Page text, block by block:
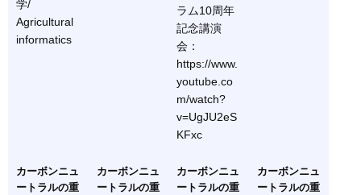
学/
Agricultural
informatics
カーボンニュ
ートラルの重
カーボンニュ
ートラルの重
ラム10周年
記念講演
会：
https://www.
youtube.co
m/watch?
v=UgJU2eS
KFxc
カーボンニュ
ートラルの重
カーボンニュ
ートラルの重